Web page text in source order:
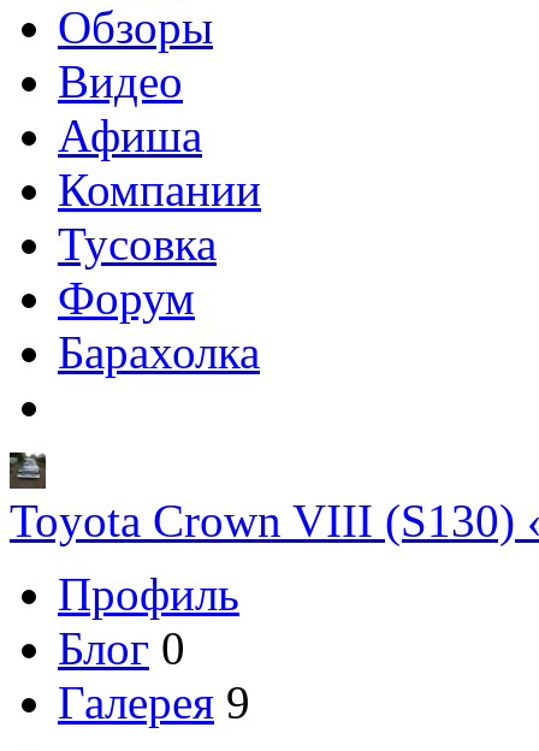
Обзоры
Видео
Афиша
Компании
Тусовка
Форум
Барахолка
Toyota Crown VIII (S130)
Профиль
Блог 0
Галерея 9